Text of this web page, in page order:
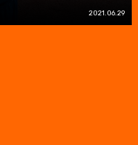
2021.06.29